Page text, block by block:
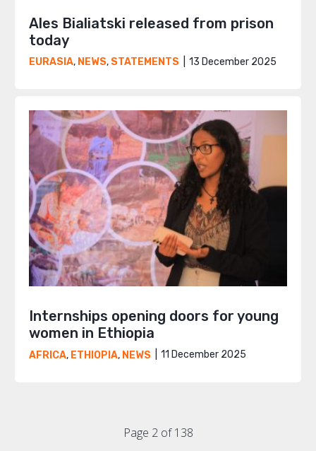
Ales Bialiatski released from prison
today
EURASIA, NEWS, STATEMENTS 13 December 2025
Internships opening doors for young
women in Ethiopia
AFRICA, ETHIOPIA, NEWS 11 December 2025
Page 2 of 138